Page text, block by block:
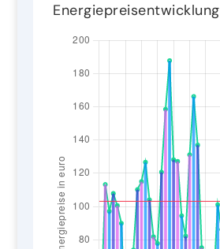
Energiepreisentwicklung